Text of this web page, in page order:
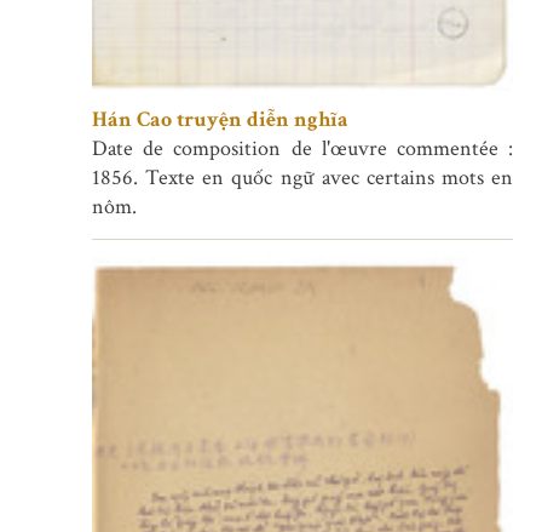
Hán Cao truyện diễn nghĩa
Date de composition de l'œuvre commentée :
1856. Texte en quốc ngữ avec certains mots en
nôm.